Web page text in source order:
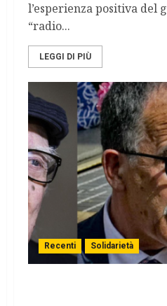
l’esperienza positiva del
“radio...
LEGGI DI PIÙ
Recenti Solidarietà